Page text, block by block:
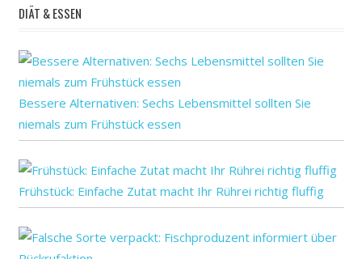
DIÄT & ESSEN
Bessere Alternativen: Sechs Lebensmittel sollten Sie
niemals zum Frühstück essen
Frühstück: Einfache Zutat macht Ihr Rührei richtig fluffig